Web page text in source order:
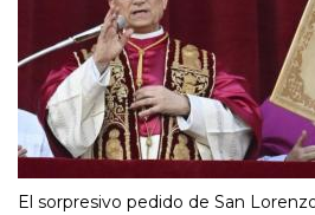
El sorpresivo pedido de San